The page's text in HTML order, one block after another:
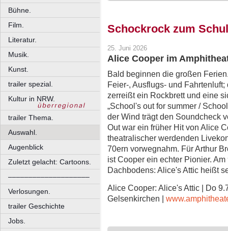
Bühne.
Film.
Literatur.
Musik.
Kunst.
trailer spezial.
Kultur in NRW.
trailer Thema.
Auswahl.
Augenblick
Zuletzt gelacht: Cartoons.
––––––––––––––––––––
Verlosungen.
trailer Geschichte
Jobs.
Schockrock zum
25. Juni 2026
Alice Cooper im
Bald beginnen die großen
Feier-, Ausflugs- und
zerreißt ein Rockbrett und eine
„School's out for summer /
der Wind trägt den Soundcheck
Out war ein früher Hit von Alice
theatralischer werdenden
70ern vorwegnahm. Für Arthur
ist Cooper ein echter Pionier.
Dachbodens: Alice's Attic heißt
Alice Cooper: Alice's Attic | Do
Gelsenkirchen |